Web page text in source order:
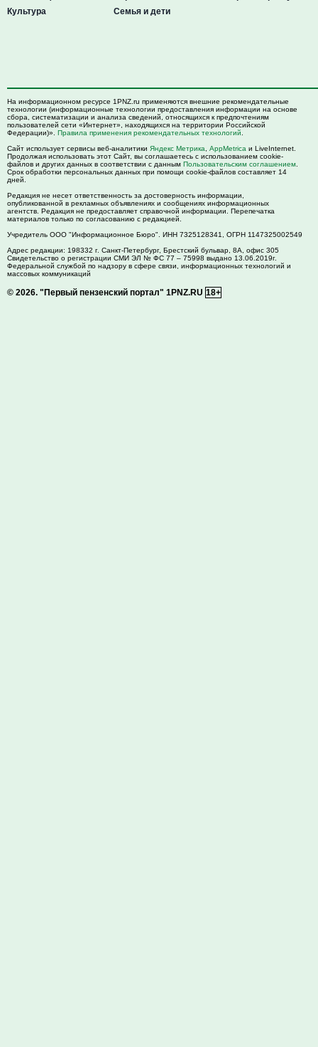
Культура
Семья и дети
На информационном ресурсе 1PNZ.ru применяются внешние рекомендательные
технологии (информационные технологии предоставления информации на основе
сбора, систематизации и анализа сведений, относящихся к предпочтениям
пользователей сети «Интернет», находящихся на территории Российской
Федерации)». Правила применения рекомендательных технологий
Сайт использует сервисы веб-аналитики Яндекс Метрика AppMetrica и LiveInternet.
Продолжая использовать этот Сайт, вы соглашаетесь с использованием cookie-
файлов и других данных в соответствии с данным Пользовательским соглашением
Срок обработки персональных данных при помощи cookie-файлов составляет 14
дней.
Редакция не несет ответственность за достоверность информации,
опубликованной в рекламных объявлениях и сообщениях информационных
агентств. Редакция не предоставляет справочной информации. Перепечатка
материалов только по согласованию с редакцией.
Учредитель ООО "Информационное Бюро". ИНН 7325128341, ОГРН 1147325002549
Адрес редакции: 198332 г. Санкт-Петербург, Брестский бульвар, 8А, офис 305
Свидетельство о регистрации СМИ ЭЛ № ФС 77 – 75998 выдано 13.06.2019г.
Федеральной службой по надзору в сфере связи, информационных технологий и
массовых коммуникаций
© 2026. "Первый пензенский портал" 1PNZ.RU 18+